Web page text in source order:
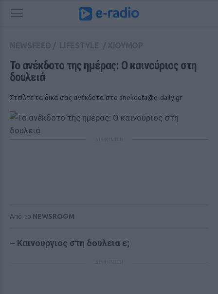
Το ανέκδοτο της ημέρας: Ο καινούριος στη
δουλειά
Στείλτε τα δικά σας ανέκδοτα στο anekdota@e-daily.gr
Από το NEWSROOM
– Καινουργιος στη δουλεια ε;